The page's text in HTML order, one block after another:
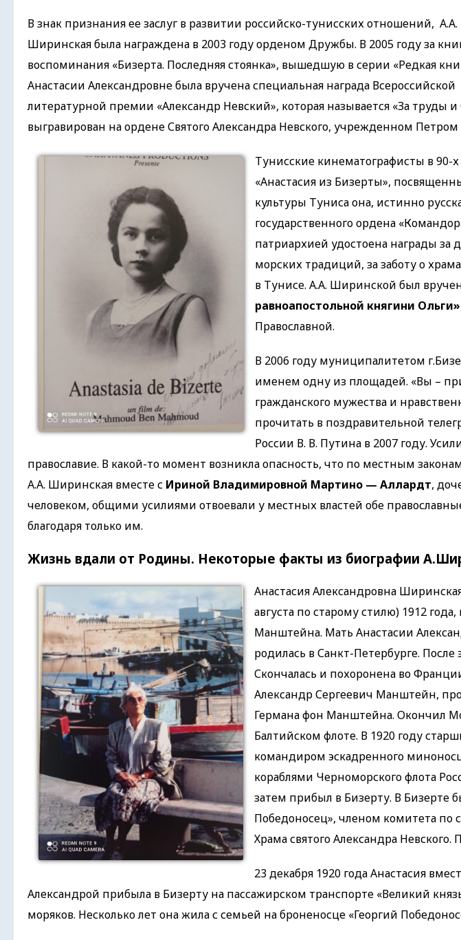
В знак признания ее заслуг в развитии российско-тунисских отношений, А.А.
Ширинская была награждена в 2003 году орденом Дружбы. В 2005 году за
воспоминания «Бизерта. Последняя стоянка», вышедшую в серии «Редкая
Анастасии Александровне была вручена специальная награда Всероссийской
литературной премии «Александр Невский», которая называется «За труды
выгравирован на ордене Святого Александра Невского, учрежденном Петром
Тунисские кинематографисты в
«Анастасия из Бизерты»,
культуры Туниса она, истинно
государственного ордена
патриархией удостоена награды за
морских традиций, за заботу о
в Тунисе. А.А. Ширинской был
равноапостольной княгини Ольги»
Православной.
В 2006 году муниципалитетом
именем одну из площадей. «Вы –
гражданского мужества и
прочитать в поздравительной
России В. В. Путина в 2007 году.
православие. В какой-то момент возникла опасность, что по местным
А.А. Ширинскaя вместе с Ириной Владимировной Мартино — Аллардт,
человеком, общими усилиями отвоевали у местных властей обе
благодаря только им.
Жизнь вдали от Родины. Некоторые факты из биографии
Анастасия Александровна
августа по старому стилю) 1912
Манштейна. Мать Анастасии
родилась в Санкт-Петербурге.
Скончалась и похоронена во
Александр Сергеевич Манштейн,
Германа фон Манштейна. Окончил
Балтийском флоте. В 1920 году
командиром эскадренного
кораблями Черноморского флота
затем прибыл в Бизерту. В Бизерте
Победоносец», членом комитета по
Храма святого Александра Невского.
23 декабря 1920 года Анастасия
Александрой прибыла в Бизерту на пассажирском транспорте «Великий
моряков. Несколько лет она жила с семьей на броненосце «Георгий